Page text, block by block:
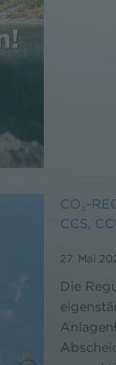
CO₂-
CCS,
27. Mai
Die